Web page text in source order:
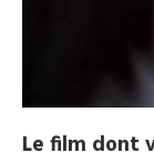
Le film dont